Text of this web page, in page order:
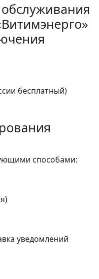
бесплатный)
способами:
уведомлений